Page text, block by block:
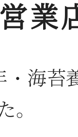
営業
・海苔
。